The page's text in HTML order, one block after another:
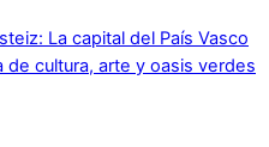
La capital del País Vasco
de cultura, arte y oasis verdes